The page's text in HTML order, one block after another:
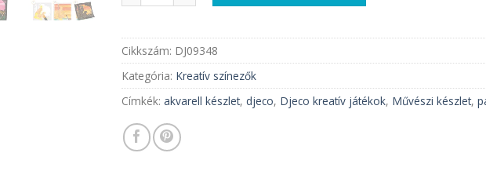
Cikkszám: DJ09348
Kategória: Kreatív színezők
Címkék: akvarell készlet, djeco, Djeco kreatív játékok, Művészi készlet,